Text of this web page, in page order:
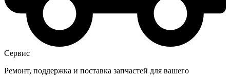
Сервис
Ремонт, поддержка и поставка запчастей для вашего